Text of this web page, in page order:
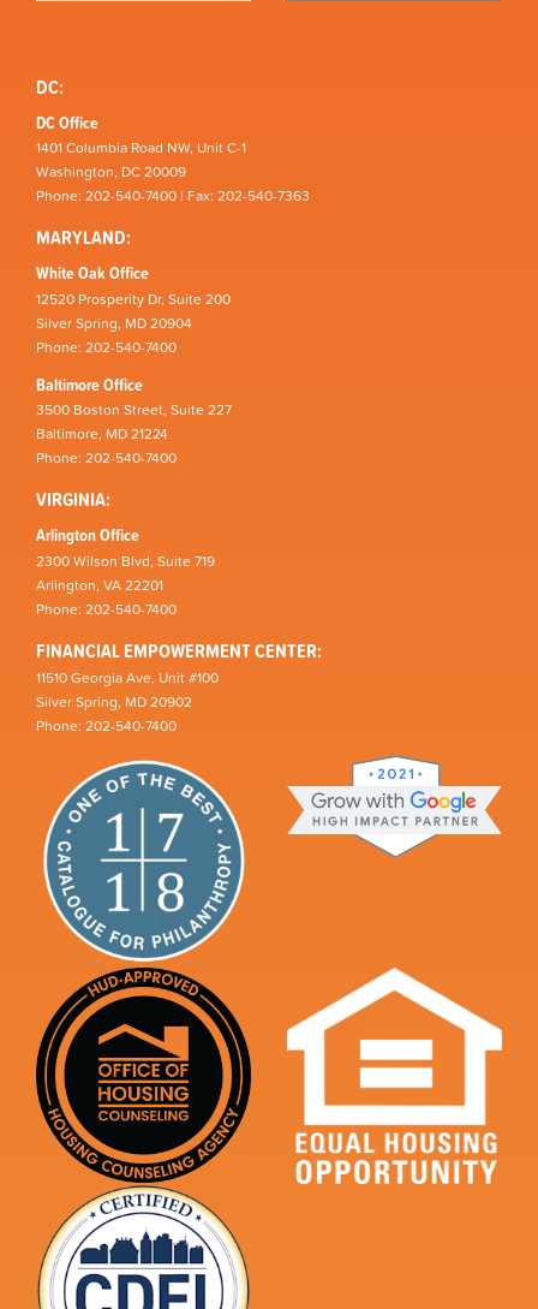
DC:
DC Office
1401 Columbia Road NW, Unit C-1
Washington, DC 20009
Phone: 202-540-7400 | Fax: 202-540-7363
MARYLAND:
White Oak Office
12520 Prosperity Dr, Suite 200
Silver Spring, MD 20904
Phone: 202-540-7400
Baltimore Office
3500 Boston Street, Suite 227
Baltimore, MD 21224
Phone: 202-540-7400
VIRGINIA:
Arlington Office
2300 Wilson Blvd, Suite 719
Arlington, VA 22201
Phone: 202-540-7400
FINANCIAL EMPOWERMENT CENTER:
11510 Georgia Ave, Unit #100
Silver Spring, MD 20902
Phone: 202-540-7400